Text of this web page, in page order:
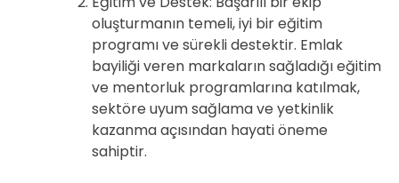
oluşturmanın temeli, iyi bir eğitim
programı ve sürekli destektir. Emlak
bayiliği veren markaların sağladığı eğitim
ve mentorluk programlarına katılmak,
sektöre uyum sağlama ve yetkinlik
kazanma açısından hayati öneme
sahiptir.